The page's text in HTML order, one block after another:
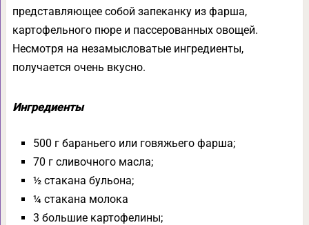
представляющее собой запеканку из фарша,
картофельного пюре и пассерованных овощей.
Несмотря на незамысловатые ингредиенты,
получается очень вкусно.
Ингредиенты
500 г бараньего или говяжьего фарша;
70 г сливочного масла;
½ стакана бульона;
¼ стакана молока
3 большие картофелины;